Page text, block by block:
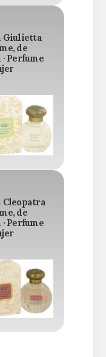
Giulietta
de
· Perfume
Cleopatra
de
· Perfume